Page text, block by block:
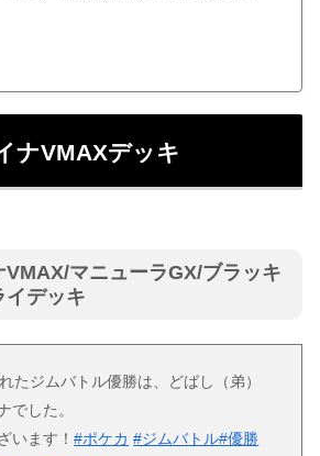
ナVMAXデッキ
VMAX/マニューラGX/ブラッキ
イデッキ
たジムバトル優勝は、どばし（弟）
でした。
います！#ポケカ #ジムバトル#優勝